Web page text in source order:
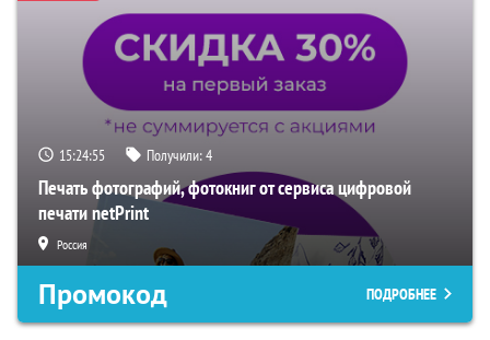
15:24:55 Получили:4
Печать фотографий, фотокниг от сервиса цифровой
печати netPrint
Россия
Промокод ПОДРОБНЕЕ